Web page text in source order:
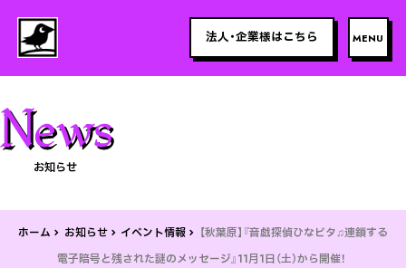
お知らせ
ホーム お知らせ イベント情報
【秋葉原】『音戯探偵ひなビタ♫連鎖する
電子暗号と残された謎のメッセージ』11月1日（土）から開催！
法人・企業様はこちら